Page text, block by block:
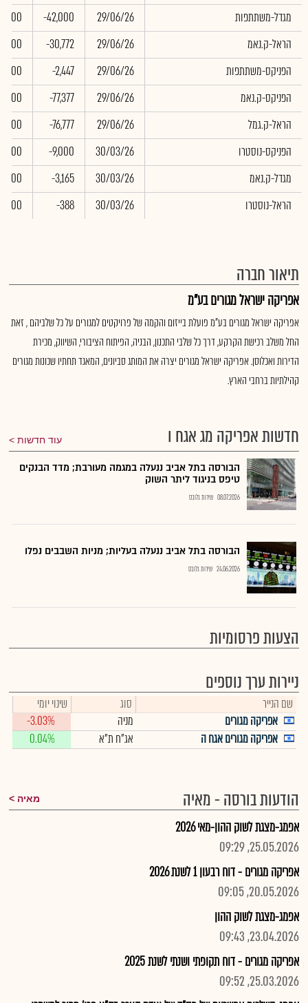
מגדל-משתתפות
29/06/26
-42,000
0.00
הראל-ק.נאמ
29/06/26
-30,772
0.00
הפניקס-משתתפות
29/06/26
-2,447
0.00
הפניקס-ק.נאמ
29/06/26
-77,377
0.00
הראל-ק.גמל
29/06/26
-76,777
0.00
הפניקס-נוסטרו
30/03/26
-9,000
0.00
מגדל-ק.נאמ
30/03/26
-3,165
0.00
הראל-נוסטרו
30/03/26
-388
0.00
תיאור חברה
אפריקה ישראל מגורים בע"מ
אפריקה ישראל מגורים בע"מ פועלת בייזום והקמה של פרויקטים למגורים על כל שלביהם , זאת
החל משלב רכישת הקרקע, דרך כל שלבי התכנון, הבניה, הפיתוח הציבורי, השיווק, מכירת
הדירות ואכלוסן. אפריקה ישראל מגורים יצרה את המותג סביונים, המאגד תחתיו שכונות מגורים
קהילתיות ברחבי הארץ.
חדשות אפריקה מג אגח ו עוד חדשות
הבורסה בתל אביב ננעלה במגמה מעורבת; מדד הבנקים
טיפס בניגוד ליתר השוק
08.07.2026 שירות גלובס
הבורסה בתל אביב ננעלה בעליות; מניות השבבים נפלו
24.06.2026 שירות גלובס
הצעות פרסומיות
ניירות ערך נוספים
שם הנייר סוג
שינוי יומי
אפריקה מגורים
מניה
-3.03%
אפריקה מגורים אגח ה
אג"ח ת"א 0.04%
הודעות בורסה - מאיה מאיה
אפמג-מצגת לשוק ההון-מאי 2026
25.05.2026, 09:29
אפריקה מגורים - דוח רבעון 1 לשנת 2026
20.05.2026, 09:05
אפמג-מצגת לשוק ההון
23.04.2026, 09:43
אפריקה מגורים - דוח תקופתי ושנתי לשנת 2025
25.03.2026, 09:52